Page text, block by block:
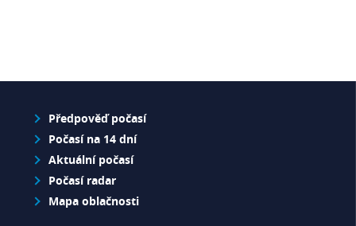
Předpověď počasí
Počasí na 14 dní
Aktuální počasí
Počasí radar
Mapa oblačnosti